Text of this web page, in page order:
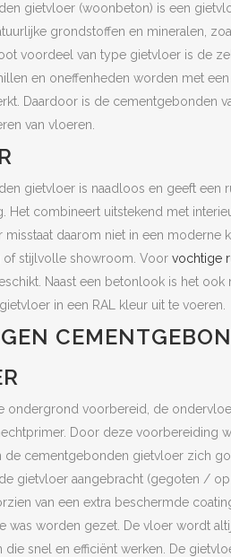
gietvloer (woonbeton) is een
grondstoffen en mineralen,
voordeel van type gietvloer is de
en oneffenheden worden met
Daardoor is de cementgebonden
van vloeren.
gietvloer is naadloos en geeft een
Het combineert uitstekend met
misstaat daarom niet in een moderne
of stijlvolle showroom. Voor vochtige
Naast een betonlook is het
in een RAL kleur uit te voeren.
ondergrond voorbereid, de
Door deze voorbereiding
de cementgebonden gietvloer zich
gietvloer aangebracht (gegoten /
van een extra beschermde
was worden gezet. De vloer wordt
die snel en efficiënt werken. De